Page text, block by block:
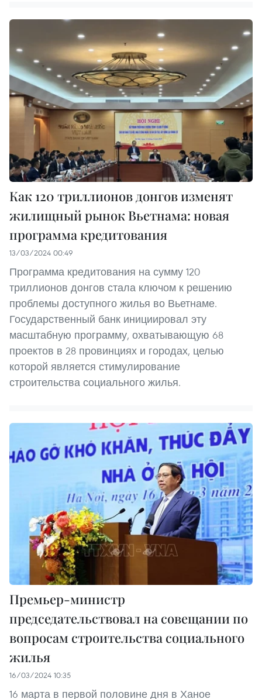
Как 120 триллионов донгов изменят
жилищный рынок Вьетнама: новая
программа кредитования
13/03/2024 00:49
Программа кредитования на сумму 120
триллионов донгов стала ключом к решению
проблемы доступного жилья во Вьетнаме.
Государственный банк инициировал эту
масштабную программу, охватывающую 68
проектов в 28 провинциях и городах, целью
которой является стимулирование
строительства социального жилья.
Премьер-министр
председательствовал на совещании по
вопросам строительства социального
жилья
16/03/2024 10:35
16 марта в первой половине дня в Ханое